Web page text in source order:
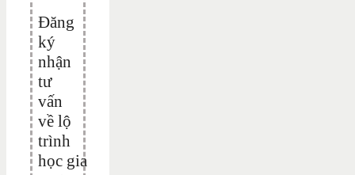
Đăng
ký
nhận
tư
vấn
về lộ
trình
học gia